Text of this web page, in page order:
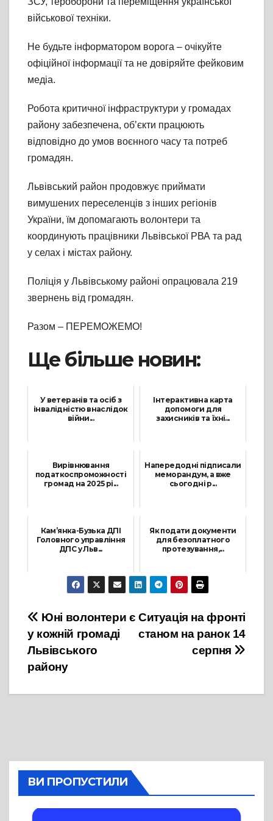
військової техніки.
Не будьте інформатором ворога – очікуйте
офіційної інформації та не довіряйте фейковим
медіа.
Робота критичної інфраструктури у громадах
району забезпечена, об’єкти працюють
відповідно до умов воєнного часу та потреб
громадян.
Львівський район продовжує приймати
вимушених переселенців з інших регіонів
України, їм допомагають волонтери та
координують працівники Львівської РВА та рад
у селах і містах району.
Поліція у Львівському районі опрацювала 219
звернень від громадян.
Разом – ПЕРЕМОЖЕМО!
Ще більше новин:
У ветеранів та осіб з
інвалідністю внаслідок
війни...
Інтерактивна карта
допомоги для
захисників та їхні...
Вирівнювання
податкоспроможності
громад на 2025 рі...
Напередодні підписали
меморандум, а вже
сьогодні р...
Кам’янка-Бузька ДПІ
Головного управління
ДПС у Льв...
6 Серпня, 2021
Як подати документи
для безоплатного
протезування,...
24 Січня, 2024
Навігація
записів
Ситуація на фронті
станом на ранок 14
серпня
Юні волонтери є
у кожній громаді
Львівського
району
ВИ ПРОПУСТИЛИ